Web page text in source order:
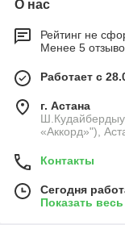
О нас
Рейтинг не
Менее 5
Работает с
г. Астана
«Аккорд»"),
Контакты
Сегодня
Показать